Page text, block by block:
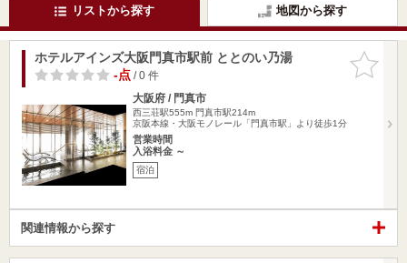
リストから探す 地図から探す
お気に入
りに追加
ホテルアインズ大阪門真市駅前 ととのい乃湯
-点/ 0 件
大阪府 / 門真市
西三荘駅555m 門真市駅214m
京阪本線・大阪モノレール「門真市駅」より徒歩1分
営業時間
入浴料金 ～
宿泊
関連情報から探す